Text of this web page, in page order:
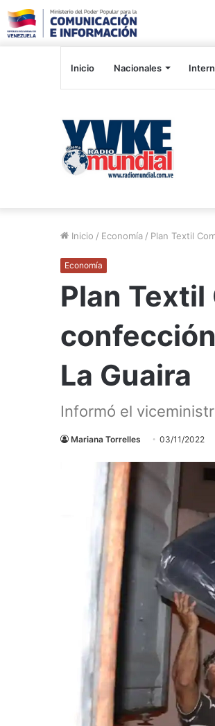
Inicio Nacionales
Inicio / Economía / Plan Textil
Economía
Plan
La Guaira
Informó el
Mariana Torrelles 03/11/2022